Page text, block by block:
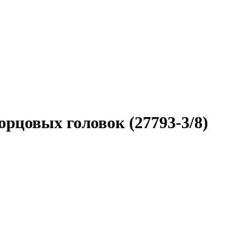
головок (27793-3/8)